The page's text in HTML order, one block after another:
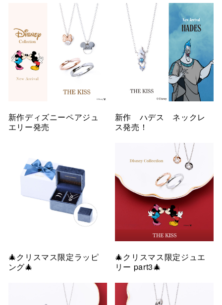
新作ディズニーペアジュ
エリー発売
新作 ハデス ネックレ
ス発売！
🎄クリスマス限定ラッピ
ング🎄
🎄クリスマス限定ジュエ
リー part3🎄